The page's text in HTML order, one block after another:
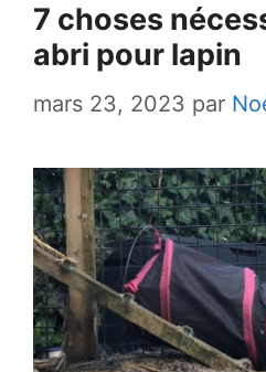
7 choses
abri pour lapin
mars 23, 2023 par